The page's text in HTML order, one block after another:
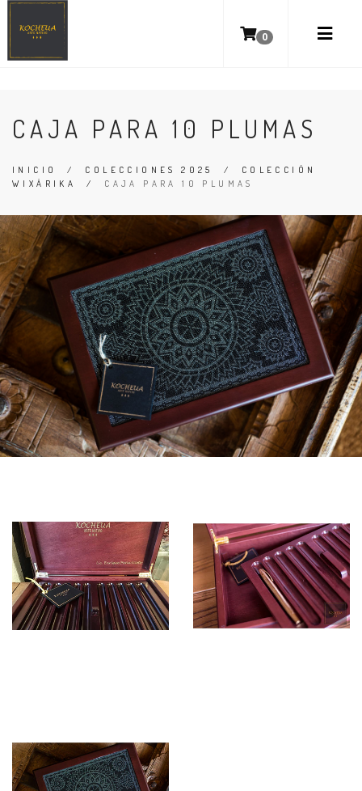
0
CAJA PARA 10 PLUMAS
INICIO / COLECCIONES 2025 / COLECCIÓN
WIXÁRIKA
/ CAJA PARA 10 PLUMAS